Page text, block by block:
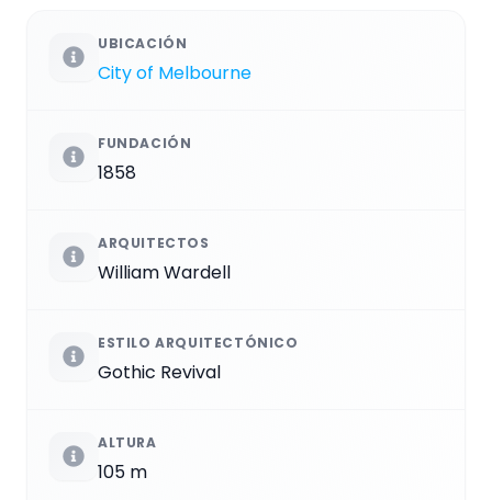
UBICACIÓN
City of Melbourne
FUNDACIÓN
1858
ARQUITECTOS
William Wardell
ESTILO ARQUITECTÓNICO
Gothic Revival
ALTURA
105 m